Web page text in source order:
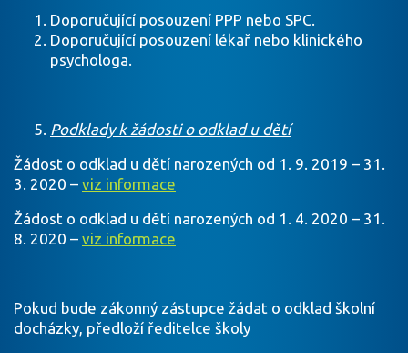
Doporučující posouzení PPP nebo SPC.
Doporučující posouzení lékař nebo klinického
psychologa.
Podklady k žádosti o odklad u dětí
Žádost o odklad u dětí narozených od 1. 9. 2019 – 31.
3. 2020 – viz informace
Žádost o odklad u dětí narozených od 1. 4. 2020 – 31.
8. 2020 – viz informace
Pokud bude zákonný zástupce žádat o odklad školní
docházky, předloží ředitelce školy